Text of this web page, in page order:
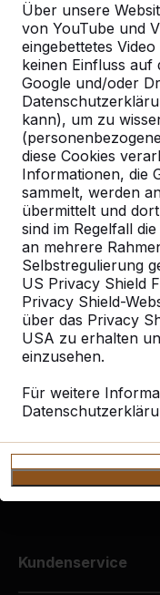
Über unsere
von YouTube und
eingebettetes
keinen Einfluss
Google und/oder
kann), um zu
diese Cookies
Informationen, die
sammelt, werden
übermittelt und
sind im Regelfall
an mehrere
Selbstregulierung
US Privacy Shield
Privacy Shield-
über das Privacy
USA zu erhalten
einzusehen.
Für weitere
Zie ook
Heusweiler
Kontakt
HeBlad Deutschland
Diekerstraße 97
42781 Haan
+49 212 934 77
info@HeBlad.de
Kundenservice